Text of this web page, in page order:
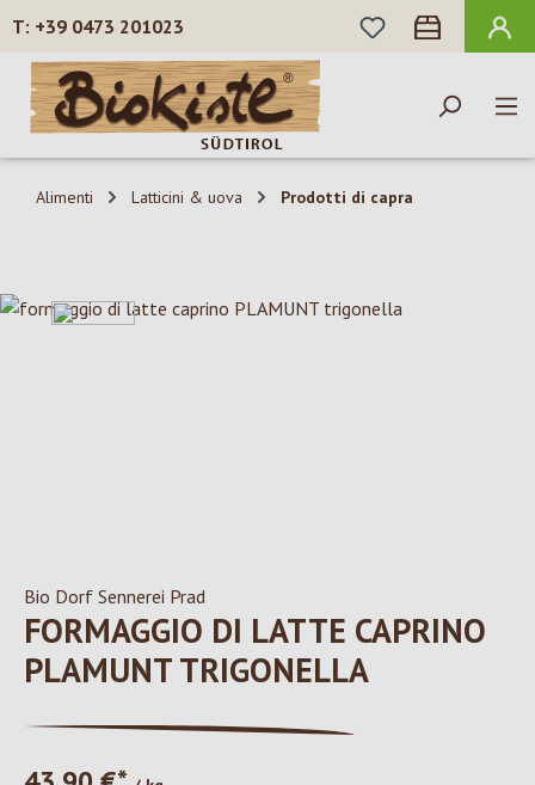
Passa al contenuto principale
+39 0473 201023
HAI 0 ARTICOLI
Alimenti Latticini & uova Prodotti di capra
Salta la galleria di immagini
Bio Dorf Sennerei Prad
FORMAGGIO DI LATTE CAPRINO
PLAMUNT TRIGONELLA